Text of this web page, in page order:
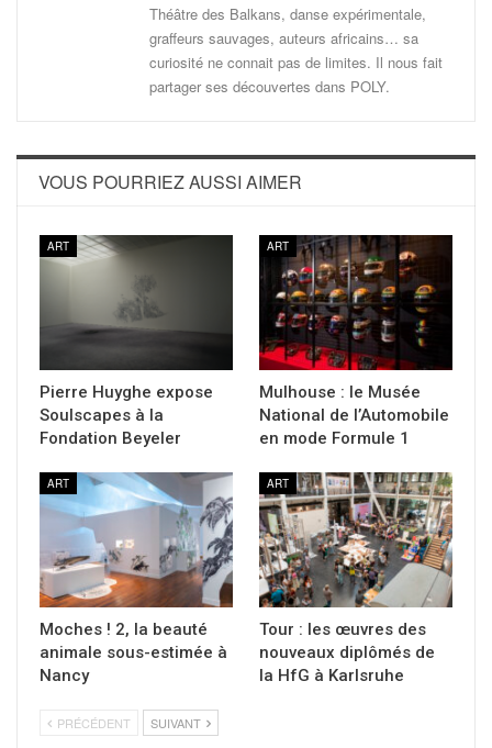
Théâtre des Balkans, danse expérimentale,
graffeurs sauvages, auteurs africains… sa
curiosité ne connait pas de limites. Il nous fait
partager ses découvertes dans POLY.
VOUS POURRIEZ AUSSI AIMER
ART
Pierre Huyghe expose
Soulscapes à la
Fondation Beyeler
ART
Mulhouse : le Musée
National de l’Automobile
en mode Formule 1
ART
Moches ! 2, la beauté
animale sous-estimée à
Nancy
ART
Tour : les œuvres des
nouveaux diplômés de
la HfG à Karlsruhe
PRÉCÉDENT SUIVANT